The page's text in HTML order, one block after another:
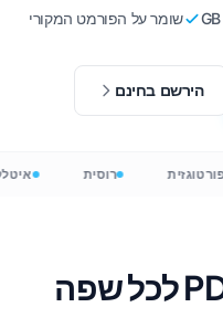
שומר על הפורמט המקורי
הירשם בחינם
פורטוגזית רוסית